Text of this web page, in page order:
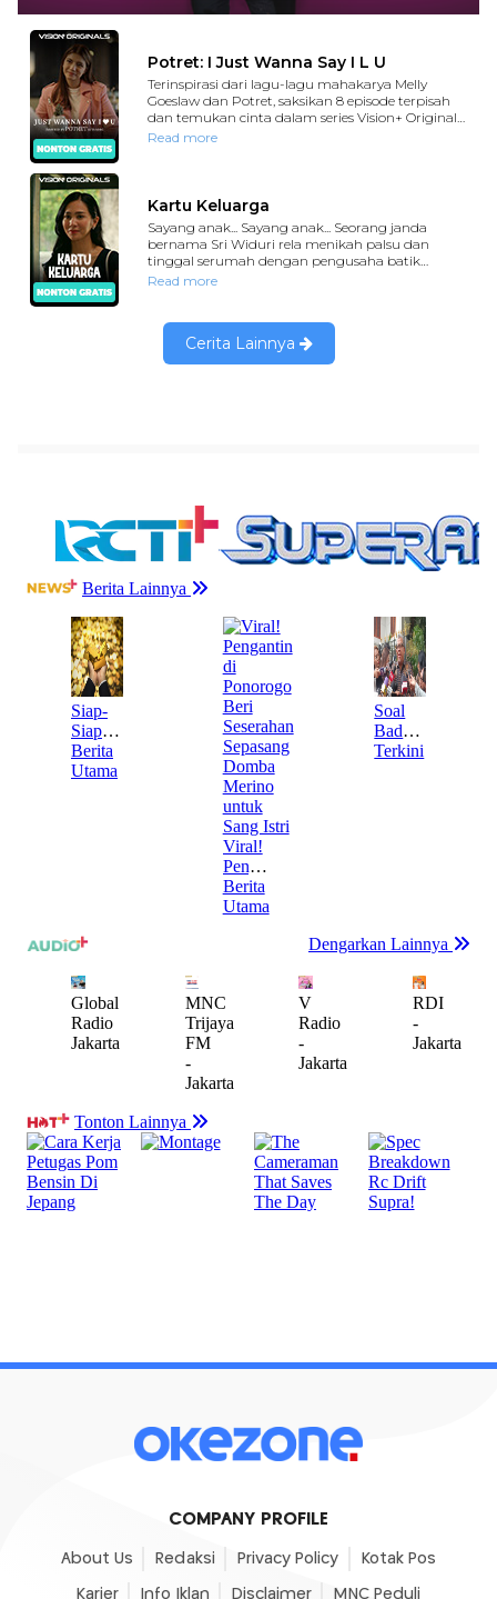
COMPANY PROFILE
About Us Redaksi Privacy Policy Kotak Pos
Karier Info Iklan Disclaimer MNC Peduli